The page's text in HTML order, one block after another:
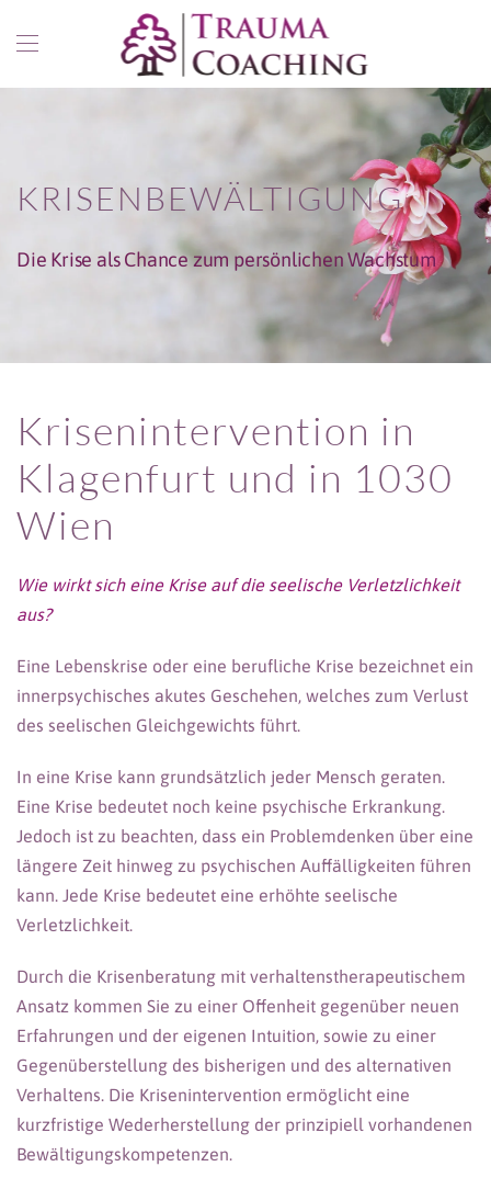
Zum Hauptinhalt springen
KRISENBEWÄLTIGUNG
Die Krise als Chance zum persönlichen Wachstum
Krisenintervention in
Klagenfurt und in 1030
Wien
Wie wirkt sich eine Krise auf die seelische Verletzlichkeit
aus?
Eine Lebenskrise oder eine berufliche Krise bezeichnet ein
innerpsychisches akutes Geschehen, welches zum Verlust
des seelischen Gleichgewichts führt.
In eine Krise kann grundsätzlich jeder Mensch geraten.
Eine Krise bedeutet noch keine psychische Erkrankung.
Jedoch ist zu beachten, dass ein Problemdenken über eine
längere Zeit hinweg zu psychischen Auffälligkeiten führen
kann. Jede Krise bedeutet eine erhöhte seelische
Verletzlichkeit.
Durch die Krisenberatung mit verhaltenstherapeutischem
Ansatz kommen Sie zu einer Offenheit gegenüber neuen
Erfahrungen und der eigenen Intuition, sowie zu einer
Gegenüberstellung des bisherigen und des alternativen
Verhaltens. Die Krisenintervention ermöglicht eine
kurzfristige Wederherstellung der prinzipiell vorhandenen
Bewältigungskompetenzen.